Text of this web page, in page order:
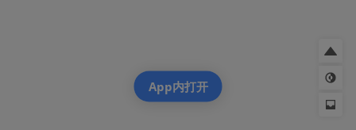
App内打开